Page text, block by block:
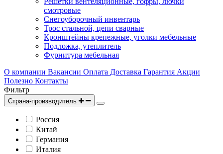
смотровые
Снегоуборочный инвентарь
Трос стальной, цепи сварные
Кронштейны крепежные, уголки мебельные
Подложка, утеплитель
Фурнитура мебельная
О компании Вакансии Оплата Доставка Гарантия Акции
Полезно Контакты
Фильтр
Страна-производитель
Россия
Китай
Германия
Италия